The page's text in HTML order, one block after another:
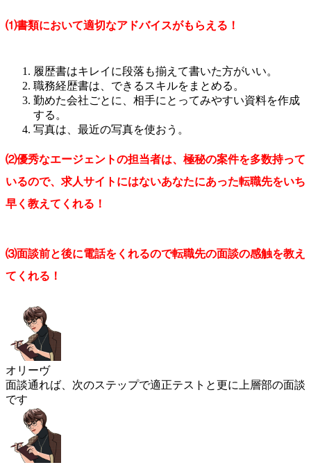
⑴書類において適切なアドバイスがもらえる！
履歴書はキレイに段落も揃えて書いた方がいい。
職務経歴書は、できるスキルをまとめる。
勤めた会社ごとに、相手にとってみやすい資料を作成
する。
写真は、最近の写真を使おう。
⑵優秀なエージェントの担当者は、極秘の案件を多数持って
いるので、求人サイトにはないあなたにあった転職先をいち
早く教えてくれる！
⑶面談前と後に電話をくれるので転職先の面談の感触を教え
てくれる！
オリーヴ
面談通れば、次のステップで適正テストと更に上層部の面談
です